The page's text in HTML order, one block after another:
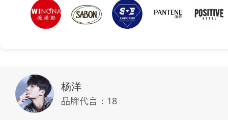
杨洋
品牌代言： 18